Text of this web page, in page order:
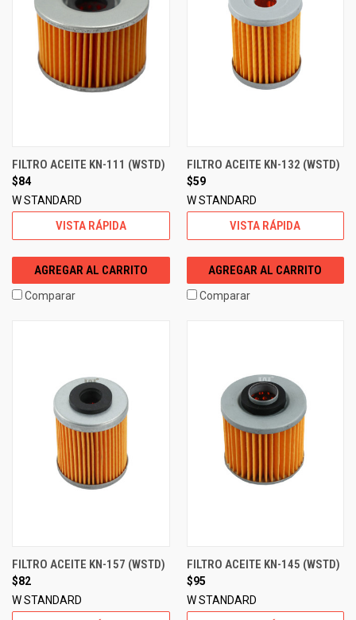
FILTRO ACEITE KN-111 (WSTD)
$84
W STANDARD
VISTA RÁPIDA
AGREGAR AL CARRITO
Comparar
FILTRO ACEITE KN-132 (WSTD)
$59
W STANDARD
VISTA RÁPIDA
AGREGAR AL CARRITO
Comparar
FILTRO ACEITE KN-157 (WSTD)
$82
W STANDARD
FILTRO ACEITE KN-145 (WSTD)
$95
W STANDARD